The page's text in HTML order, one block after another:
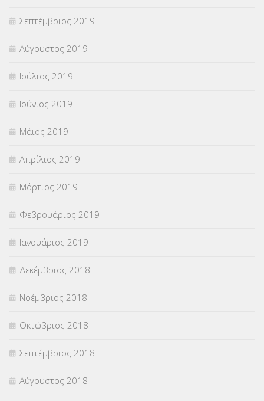
Σεπτέμβριος 2019
Αύγουστος 2019
Ιούλιος 2019
Ιούνιος 2019
Μάιος 2019
Απρίλιος 2019
Μάρτιος 2019
Φεβρουάριος 2019
Ιανουάριος 2019
Δεκέμβριος 2018
Νοέμβριος 2018
Οκτώβριος 2018
Σεπτέμβριος 2018
Αύγουστος 2018